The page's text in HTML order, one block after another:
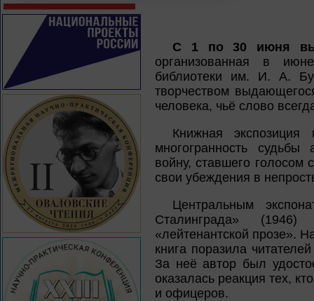
С 1 по 30 июня
организованная в
библиотеки им. И. А.
творчеством
человека, чьё слово
Книжная
многогранность
войну, ставшего голосом
свои убеждения в
Центральным
Сталинграда»
«лейтенантской прозе».
книга поразила
За неё автор был
оказалась реакция тех,
и офицеров.